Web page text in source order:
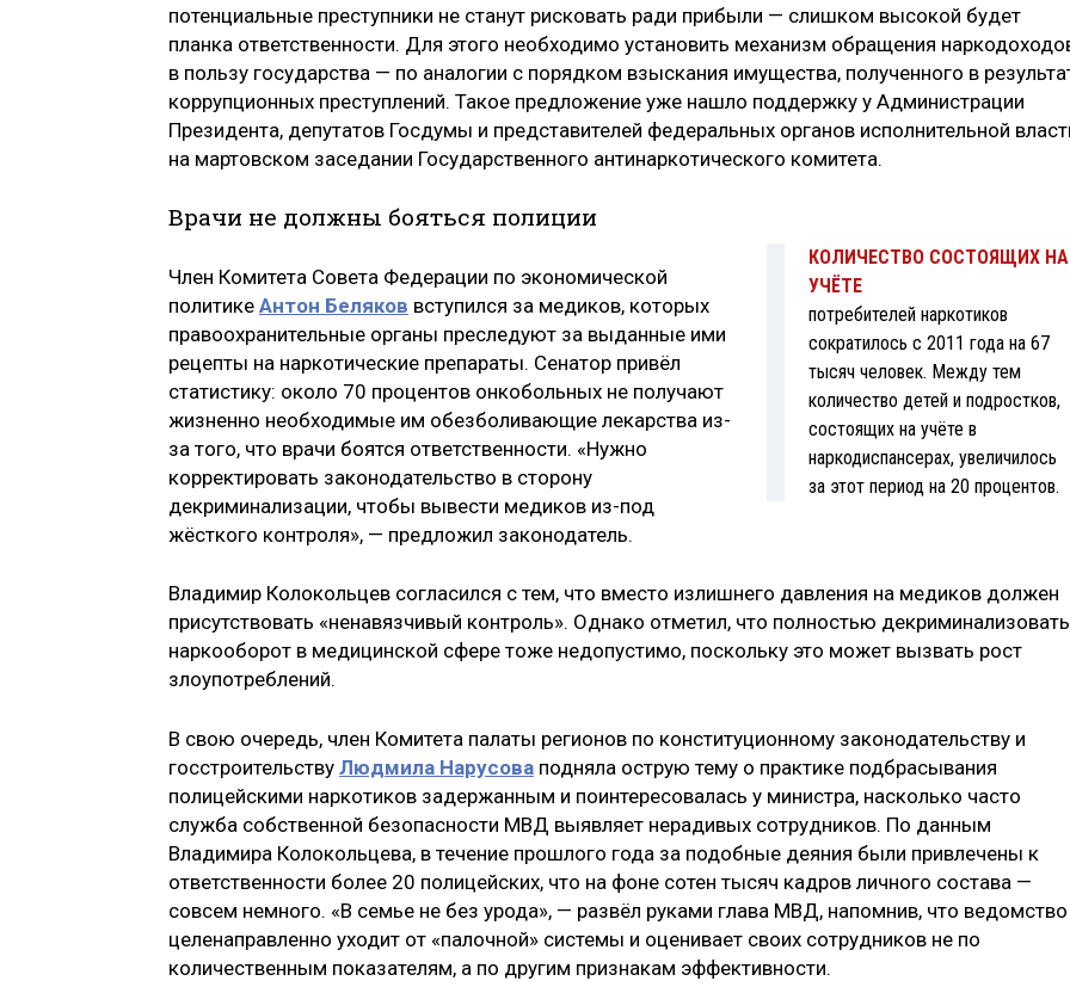
потенциальные преступники не станут рисковать ради прибыли — слишком высокой будет
планка ответственности. Для этого необходимо установить механизм обращения
в пользу государства — по аналогии с порядком взыскания имущества, полученного в
коррупционных преступлений. Такое предложение уже нашло поддержку у Администрации
Президента, депутатов Госдумы и представителей федеральных органов исполнительной
на мартовском заседании Государственного антинаркотического комитета.
Врачи не должны бояться полиции
КОЛИЧЕСТВО СОСТОЯЩИХ НА
УЧЁТЕ
потребителей наркотиков
сократилось с 2011 года на 67
тысяч человек. Между тем
количество детей и подростков,
состоящих на учёте в
наркодиспансерах, увеличилось
за этот период на 20 процентов.
Член Комитета Совета Федерации по экономической
политике Антон Беляков вступился за медиков, которых
правоохранительные органы преследуют за выданные ими
рецепты на наркотические препараты. Сенатор привёл
статистику: около 70 процентов онкобольных не получают
жизненно необходимые им обезболивающие лекарства из-
за того, что врачи боятся ответственности. «Нужно
корректировать законодательство в сторону
декриминализации, чтобы вывести медиков из-под
жёсткого контроля», — предложил законодатель.
Владимир Колокольцев согласился с тем, что вместо излишнего давления на медиков должен
присутствовать «ненавязчивый контроль». Однако отметил, что полностью декриминализовать
наркооборот в медицинской сфере тоже недопустимо, поскольку это может вызвать рост
злоупотреблений.
В свою очередь, член Комитета палаты регионов по конституционному законодательству и
госстроительству Людмила Нарусова подняла острую тему о практике подбрасывания
полицейскими наркотиков задержанным и поинтересовалась у министра, насколько часто
служба собственной безопасности МВД выявляет нерадивых сотрудников. По данным
Владимира Колокольцева, в течение прошлого года за подобные деяния были привлечены к
ответственности более 20 полицейских, что на фоне сотен тысяч кадров личного состава —
совсем немного. «В семье не без урода», — развёл руками глава МВД, напомнив, что ведомство
целенаправленно уходит от «палочной» системы и оценивает своих сотрудников не по
количественным показателям, а по другим признакам эффективности.